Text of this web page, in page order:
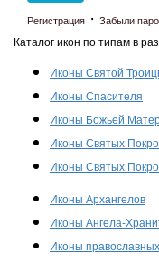
Регистрация · Забыли
Каталог икон по типам в
Иконы Святой
Иконы Спасителя
Иконы Божьей
Иконы Святых
Иконы Святых
Иконы Архангелов
Иконы Ангела-
Иконы